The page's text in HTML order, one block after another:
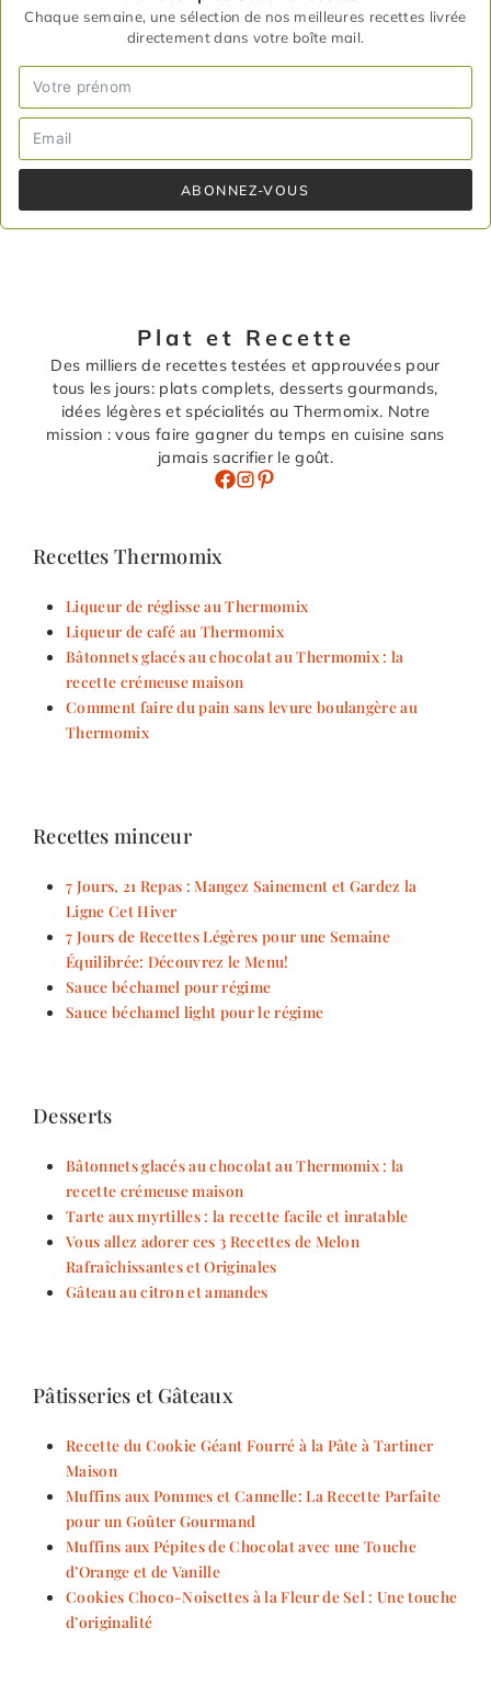
Chaque semaine, une sélection de nos meilleures recettes livrée
directement dans votre boîte mail.
ABONNEZ-VOUS
Plat et Recette
Des milliers de recettes testées et approuvées pour
tous les jours: plats complets, desserts gourmands,
idées légères et spécialités au Thermomix. Notre
mission : vous faire gagner du temps en cuisine sans
jamais sacrifier le goût.
Recettes Thermomix
Liqueur de réglisse au Thermomix
Liqueur de café au Thermomix
Bâtonnets glacés au chocolat au Thermomix : la
recette crémeuse maison
Comment faire du pain sans levure boulangère au
Thermomix
Recettes minceur
7 Jours, 21 Repas : Mangez Sainement et Gardez la
Ligne Cet Hiver
7 Jours de Recettes Légères pour une Semaine
Équilibrée: Découvrez le Menu!
Sauce béchamel pour régime
Sauce béchamel light pour le régime
Desserts
Bâtonnets glacés au chocolat au Thermomix : la
recette crémeuse maison
Tarte aux myrtilles : la recette facile et inratable
Vous allez adorer ces 3 Recettes de Melon
Rafraîchissantes et Originales
Gâteau au citron et amandes
Pâtisseries et Gâteaux
Recette du Cookie Géant Fourré à la Pâte à Tartiner
Maison
Muffins aux Pommes et Cannelle: La Recette Parfaite
pour un Goûter Gourmand
Muffins aux Pépites de Chocolat avec une Touche
d’Orange et de Vanille
Cookies Choco-Noisettes à la Fleur de Sel : Une touche
d’originalité